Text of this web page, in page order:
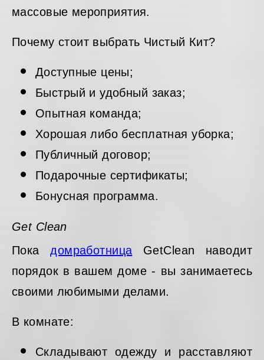
массовые мероприятия.
Почему стоит выбрать Чистый Кит?
Доступные цены;
Быстрый и удобный заказ;
Опытная команда;
Хорошая либо бесплатная уборка;
Публичный договор;
Подарочные сертификаты;
Бонусная программа.
Get Clean
Покадомработница GetClean наводит
порядок в вашем доме - вы занимаетесь
своими любимыми делами.
В комнате:
Складывают одежду и расставляют